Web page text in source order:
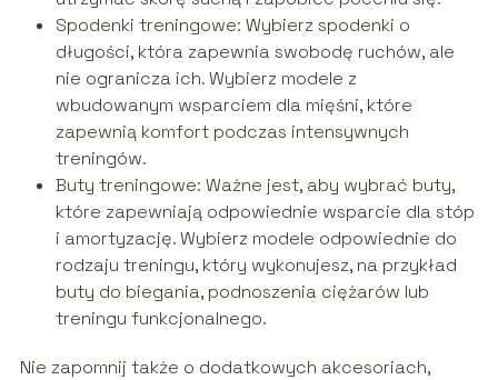
Spodenki treningowe: Wybierz spodenki o
długości, która zapewnia swobodę ruchów, ale
nie ogranicza ich. Wybierz modele z
wbudowanym wsparciem dla mięśni, które
zapewnią komfort podczas intensywnych
treningów.
Buty treningowe: Ważne jest, aby wybrać buty,
które zapewniają odpowiednie wsparcie dla stóp
i amortyzację. Wybierz modele odpowiednie do
rodzaju treningu, który wykonujesz, na przykład
buty do biegania, podnoszenia ciężarów lub
treningu funkcjonalnego.
Nie zapomnij także o dodatkowych akcesoriach,